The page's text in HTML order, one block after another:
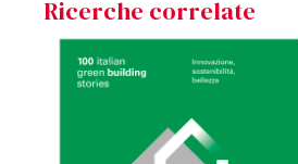
Ricerche correlate